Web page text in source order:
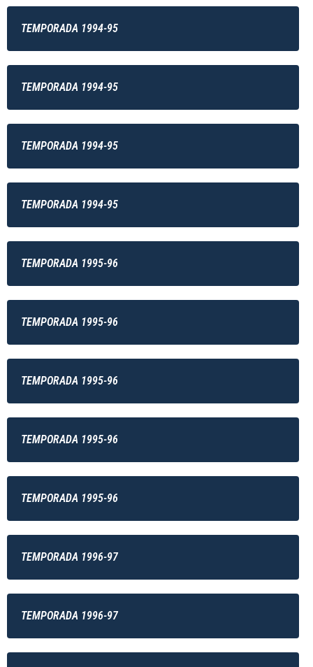
TEMPORADA 1994-95
TEMPORADA 1994-95
TEMPORADA 1994-95
TEMPORADA 1994-95
TEMPORADA 1995-96
TEMPORADA 1995-96
TEMPORADA 1995-96
TEMPORADA 1995-96
TEMPORADA 1995-96
TEMPORADA 1996-97
TEMPORADA 1996-97